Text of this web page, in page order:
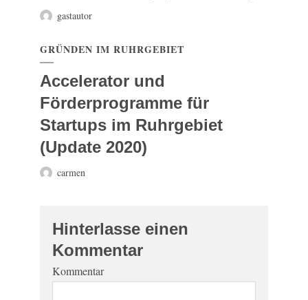
gastautor
GRÜNDEN IM RUHRGEBIET
Accelerator und
Förderprogramme für
Startups im Ruhrgebiet
(Update 2020)
carmen
Hinterlasse einen
Kommentar
Kommentar